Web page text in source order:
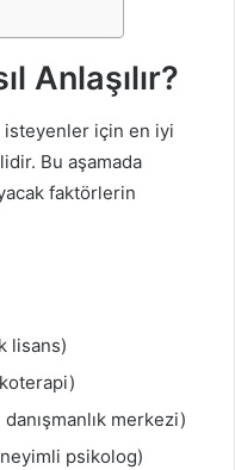
Anlaşılır?
isteyenler için en iyi
Bu aşamada
faktörlerin
lisans)
merkezi)
psikolog)